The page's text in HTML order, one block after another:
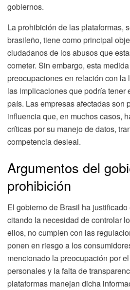
gobiernos.
La prohibición de las plataformas,
brasileño, tiene como principal
ciudadanos de los abusos que
cometer. Sin embargo, esta
preocupaciones en relación con la
las implicaciones que podría tener
país. Las empresas afectadas son
influencia que, en muchos casos,
críticas por su manejo de datos,
competencia desleal.
Argumentos del
prohibición
El gobierno de Brasil ha
citando la necesidad de controlar
ellos, no cumplen con las
ponen en riesgo a los
mencionado la preocupación por
personales y la falta de
plataformas manejan dicha